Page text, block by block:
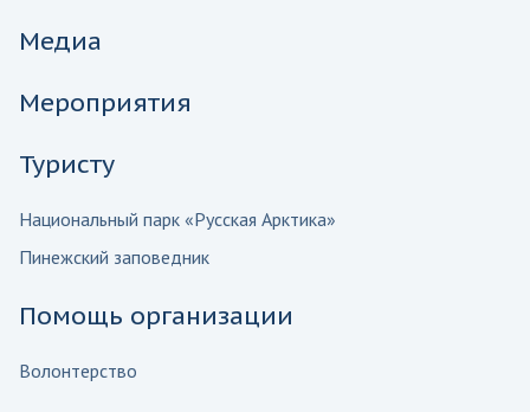
Медиа
Мероприятия
Туристу
Национальный парк «Русская Арктика»
Пинежский заповедник
Помощь организации
Волонтерство